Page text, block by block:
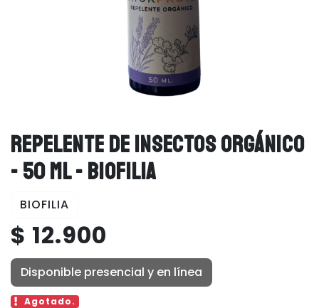
REPELENTE DE INSECTOS ORGÁNICO
- 50 ML - BIOFILIA
BIOFILIA
$ 12.900
Disponible presencial y en línea
Agotado.